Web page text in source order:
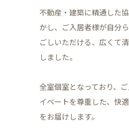
不動産・建築に精通した
かし、ご入居者様が自分
ごしいただける、広くて
しました。
全室個室となっており、
イベートを尊重した、快
をお届けします。